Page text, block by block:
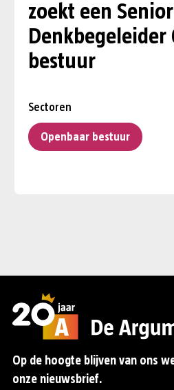
zoekt een Senior
Denkbegeleider
bestuur
Sectoren
Openbaar bestuur
Op de hoogte blijven van ons
onze nieuwsbrief.